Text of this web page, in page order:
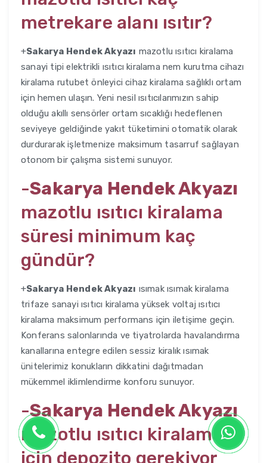
metrekare alanı ısıtır?
+Sakarya Hendek Akyazı mazotlu ısıtıcı kiralama
sanayi tipi elektrikli ısıtıcı kiralama nem kurutma cihazı
kiralama rutubet önleyici cihaz kiralama sağlıklı ortam
için hemen ulaşın. Yeni nesil ısıtıcılarımızın sahip
olduğu akıllı sensörler ortam sıcaklığı hedeflenen
seviyeye geldiğinde yakıt tüketimini otomatik olarak
durdurarak işletmenize maksimum tasarruf sağlayan
otonom bir çalışma sistemi sunuyor.
-Sakarya Hendek Akyazı
mazotlu ısıtıcı kiralama
süresi minimum kaç
gündür?
+Sakarya Hendek Akyazı ısımak ısımak kiralama
trifaze sanayi ısıtıcı kiralama yüksek voltaj ısıtıcı
kiralama maksimum performans için iletişime geçin.
Konferans salonlarında ve tiyatrolarda havalandırma
kanallarına entegre edilen sessiz kiralık ısımak
ünitelerimiz konukların dikkatini dağıtmadan
mükemmel iklimlendirme konforu sunuyor.
-Sakarya Hendek Akyazı
mazotlu ısıtıcı kiralama
için depozito gerekiyor